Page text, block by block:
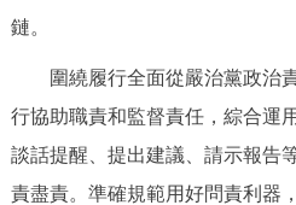
鏈。
圍繞履行全面從嚴治黨政治責
行協助職責和監督責任，綜合運
談話提醒、提出建議、請示報告
責盡責。準確規範用好問責利器